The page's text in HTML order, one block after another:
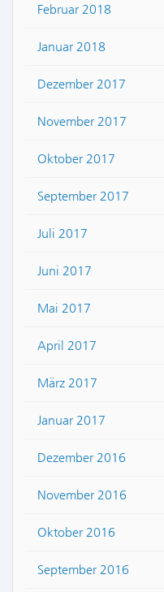
Februar 2018
Januar 2018
Dezember 2017
November 2017
Oktober 2017
September 2017
Juli 2017
Juni 2017
Mai 2017
April 2017
März 2017
Januar 2017
Dezember 2016
November 2016
Oktober 2016
September 2016